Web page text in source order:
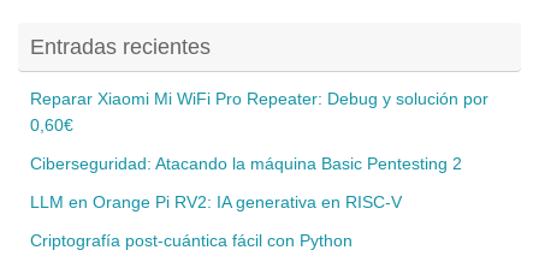
Entradas recientes
Reparar Xiaomi Mi WiFi Pro Repeater: Debug y solución por
0,60€
Ciberseguridad: Atacando la máquina Basic Pentesting 2
LLM en Orange Pi RV2: IA generativa en RISC-V
Criptografía post-cuántica fácil con Python